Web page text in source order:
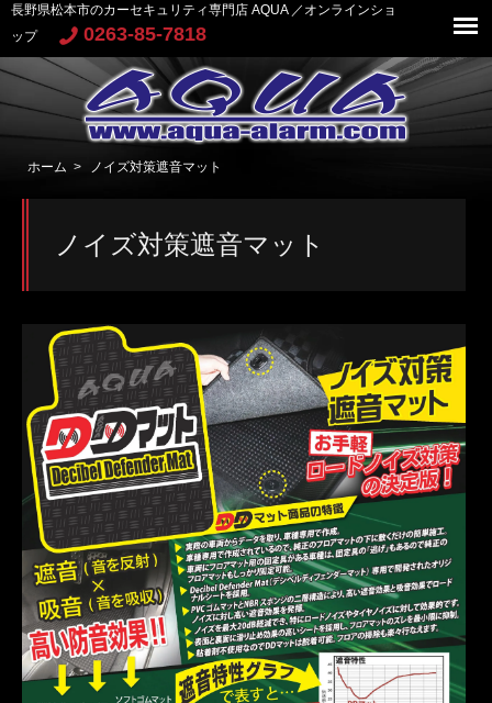
長野県松本市のカーセキュリティ専門店 AQUA ／オンラインショ
ップ
0263-85-7818
ホーム > ノイズ対策遮音マット
ノイズ対策遮音マット